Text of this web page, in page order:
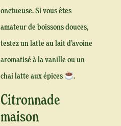
onctueuse. Si vous êtes
amateur de boissons douces,
testez un latte au lait d’avoine
aromatisé à la vanille ou un
chai latte aux épices
.
Citronnade
maison